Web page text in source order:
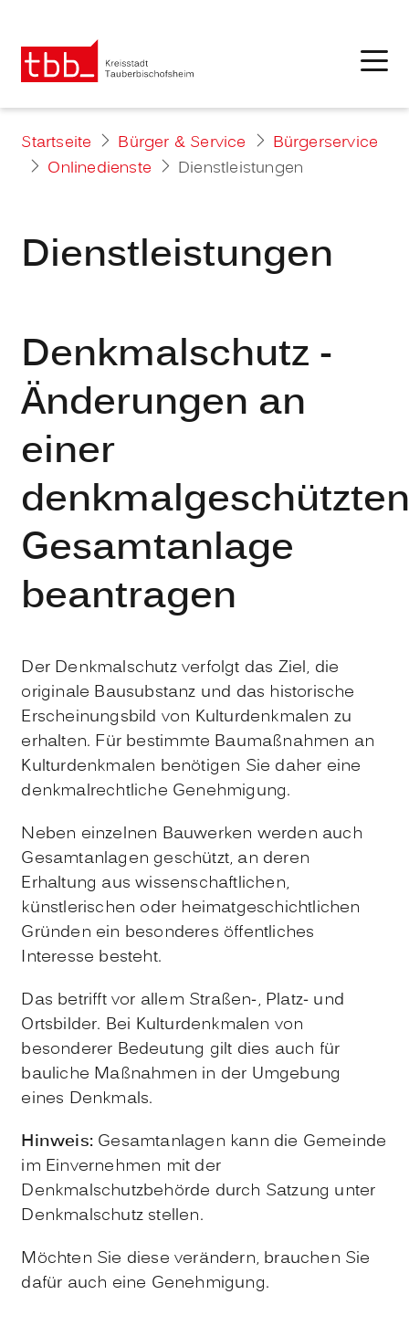
Startseite Bürger & Service
Bürgerservice
Onlinedienste
Dienstleistungen
Dienstleistungen
Denkmalschutz -
Änderungen an
einer
Gesamtanlage
beantragen
Der Denkmalschutz verfolgt das Ziel, die
originale Bausubstanz und das historische
Erscheinungsbild von Kulturdenkmalen zu
erhalten. Für bestimmte Baumaßnahmen an
Kulturdenkmalen benötigen Sie daher eine
denkmalrechtliche Genehmigung.
Neben einzelnen Bauwerken werden auch
Gesamtanlagen geschützt, an deren
Erhaltung aus wissenschaftlichen,
künstlerischen oder heimatgeschichtlichen
Gründen ein besonderes öffentliches
Interesse besteht.
Das betrifft vor allem Straßen-, Platz- und
Ortsbilder. Bei Kulturdenkmalen von
besonderer Bedeutung gilt dies auch für
bauliche Maßnahmen in der Umgebung
eines Denkmals.
Hinweis: Gesamtanlagen kann die Gemeinde
im Einvernehmen mit der
Denkmalschutzbehörde durch Satzung unter
Denkmalschutz stellen.
Möchten Sie diese verändern, brauchen Sie
dafür auch eine Genehmigung.